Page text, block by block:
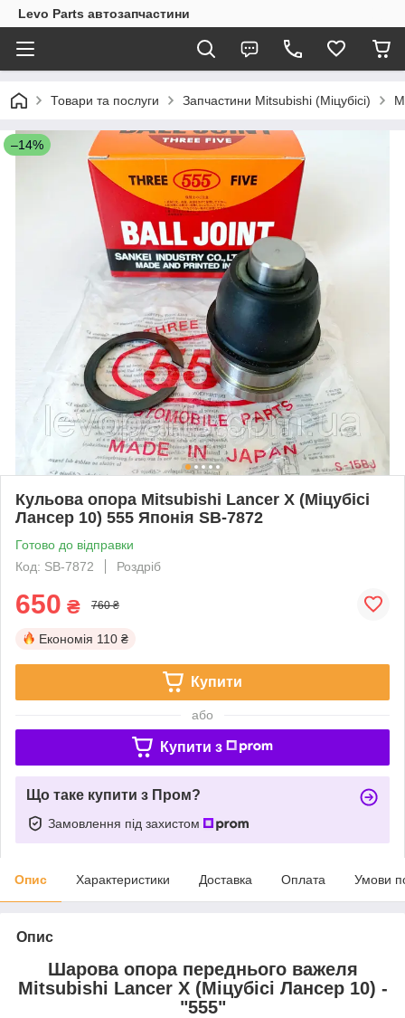
Levo Parts автозапчастини
Товари та послуги Запчастини Mitsubishi (Міцубісі)
–14%
Кульова опора Mitsubishi Lancer X (Міцубісі
Лансер 10) 555 Японія SB-7872
Готово до відправки
Код: SB-7872
Роздріб
650 ₴ 760 ₴
Економія 110 ₴
Купити
або
Купити з
Що таке купити з Пром?
Замовлення під захистом
Опис Характеристики Доставка Оплата Умови
Опис
Шарова опора переднього важеля
Mitsubishi Lancer X (Міцубісі Лансер 10) -
"555"